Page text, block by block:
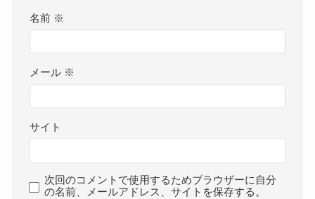
名前 ※
メール ※
サイト
次回のコメントで使用するためブラウザーに自分
の名前、メールアドレス、サイトを保存する。